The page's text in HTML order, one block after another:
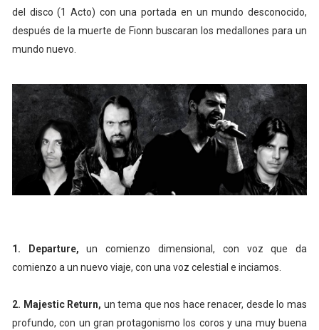
del disco (1 Acto) con una portada en un mundo desconocido,
después de la muerte de Fionn buscaran los medallones para un
mundo nuevo.
1. Departure,un comienzo dimensional, con voz que da
comienzo a un nuevo viaje, con una voz celestial e inciamos.
2. Majestic Return, un tema que nos hace renacer, desde lo mas
profundo, con un gran protagonismo los coros y una muy buena